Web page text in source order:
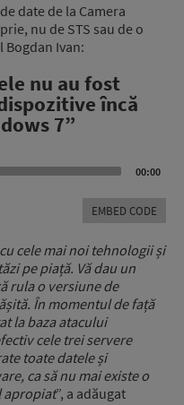
date de la Camera
nu de STS sau de o
Ivan:
nu au fost
încă
7”
00:00
EMBED CODE
cele mai noi tehnologii și
pe piață. Vă dau un
rula o versiune de
În momentul de față
la baza atacului
cele trei servere
toate datele și
ca să nu mai existe o
apropiat”, a adăugat